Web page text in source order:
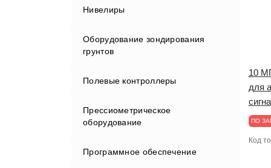
Индукторы
Кабели
Отражатели
Принадлежности для хранения и
Нивелиры
Оборудование зондирования
грунтов
Полевые контроллеры
Прессиометрическое
оборудование
Программное обеспечение
10
для
ПО
Код